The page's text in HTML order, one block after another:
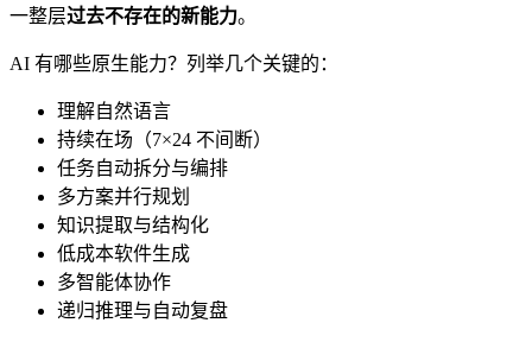
一整层过去不存在的新能力。
AI 有哪些原生能力？列举几个关键的：
理解自然语言
持续在场（7×24 不间断）
任务自动拆分与编排
多方案并行规划
知识提取与结构化
低成本软件生成
多智能体协作
递归推理与自动复盘